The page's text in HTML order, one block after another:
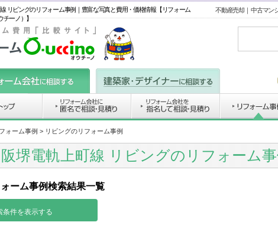
リビングのリフォーム事例｜豊富な写真と費用・価格情報【リフォーム
チーノ）】
不動産売却｜ 中古マン
ォーム事例 > リビングのリフォーム事例
阪堺電軌上町線 リビングのリフォーム
ォーム事例検索結果一覧
条件を表示する